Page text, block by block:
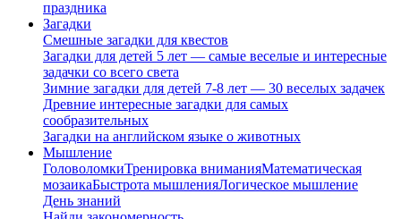
праздника
Загадки
Смешные загадки для квестов
Загадки для детей 5 лет — самые веселые и интересные
задачки со всего света
Зимние загадки для детей 7-8 лет — 30 веселых задачек
Древние интересные загадки для самых
сообразительных
Загадки на английском языке о животных
Мышление
ГоловоломкиТренировка вниманияМатематическая
мозаикаБыстрота мышленияЛогическое мышление
День знаний